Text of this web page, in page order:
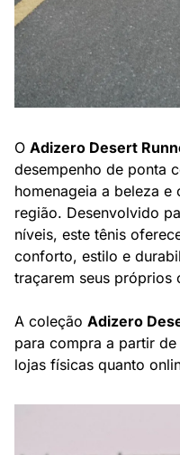
O Adizero Desert
desempenho de ponta
homenageia a beleza e
região. Desenvolvido
níveis, este tênis
conforto, estilo e
traçarem seus próprios
A coleção Adizero
para compra a partir
lojas físicas quanto